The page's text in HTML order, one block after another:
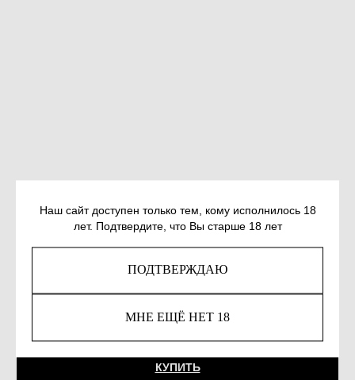
Наш сайт доступен только тем, кому исполнилось 18
лет. Подтвердите, что Вы старше 18 лет
ПОДТВЕРЖДАЮ
МНЕ ЕЩЁ НЕТ 18
ПОРВИН А. ПОПЫТКИ ГОВОРИТЬ ПО-
КУПИТЬ